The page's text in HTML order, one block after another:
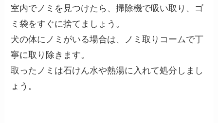
室内でノミを見つけたら、掃除機で吸い取り、ゴ
ミ袋をすぐに捨てましょう。
犬の体にノミがいる場合は、ノミ取りコームで丁
寧に取り除きます。
取ったノミは石けん水や熱湯に入れて処分しまし
ょう。